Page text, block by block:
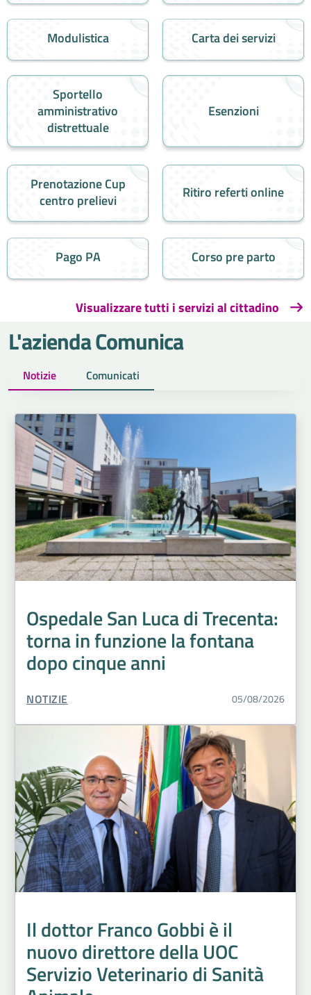
Modulistica Carta dei servizi
Sportello
amministrativo
distrettuale
Esenzioni
Prenotazione Cup
centro prelievi
Ritiro referti online
Pago PA Corso pre parto
Visualizzare tutti i servizi al cittadino
L'azienda Comunica
Notizie Comunicati
Ospedale San Luca di Trecenta:
torna in funzione la fontana
dopo cinque anni
TIPO CONTENUTO:
NOTIZIE 05/08/2026
Il dottor Franco Gobbi è il
nuovo direttore della UOC
Servizio Veterinario di Sanità